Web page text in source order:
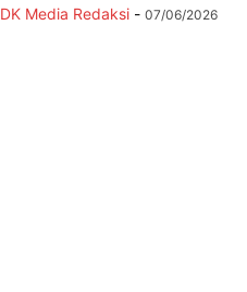
DK Media Redaksi - 07/06/2026